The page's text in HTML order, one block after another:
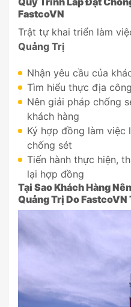
FastcoVN
Trật tự khai triển làm
Quảng Trị
Nhận yêu cầu của
Tìm hiểu thực địa
Nên giải pháp chống
khách hàng
Ký hợp đồng làm việc
chống sét
Tiến hành thực hiện,
lại hợp đồng
Tại Sao Khách Hàng
Quảng Trị DoFastcoVN